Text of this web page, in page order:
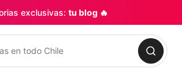
exclusivas: tu blog 🔥